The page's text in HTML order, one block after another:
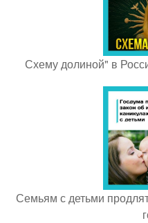
Схему долиной" в
Семьям с детьми